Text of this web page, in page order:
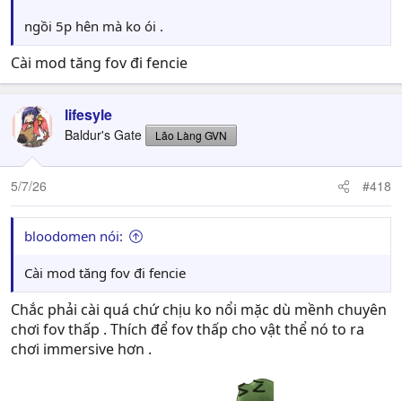
ngồi 5p hên mà ko ói .
Cài mod tăng fov đi fencie
lifesyle
Baldur's Gate Lão Làng GVN
5/7/26 #418
bloodomen nói:
Cài mod tăng fov đi fencie
Chắc phải cài quá chứ chịu ko nổi mặc dù mềnh chuyên
chơi fov thấp . Thích để fov thấp cho vật thể nó to ra
chơi immersive hơn .